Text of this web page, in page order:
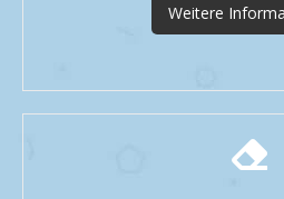
Weitere